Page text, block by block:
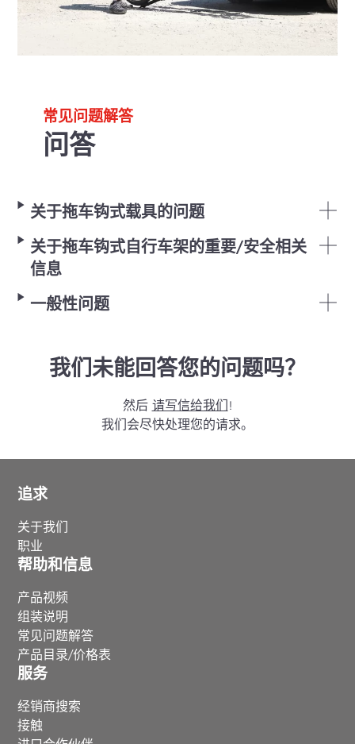
常见问题解答
问答
关于拖车钩式载具的问题
关于拖车钩式自行车架的重要/安全相关
信息
一般性问题
我们未能回答您的问题吗？
然后 请写信给我们 !
我们会尽快处理您的请求。
追求
关于我们
职业
帮助和信息
产品视频
组装说明
常见问题解答
产品目录/价格表
服务
经销商搜索
接触